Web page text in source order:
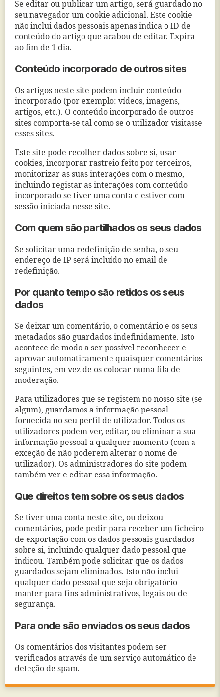
Se editar ou publicar um artigo, será guardado no
seu navegador um cookie adicional. Este cookie
não inclui dados pessoais apenas indica o ID de
conteúdo do artigo que acabou de editar. Expira
ao fim de 1 dia.
Conteúdo incorporado de outros sites
Os artigos neste site podem incluir conteúdo
incorporado (por exemplo: vídeos, imagens,
artigos, etc.). O conteúdo incorporado de outros
sites comporta-se tal como se o utilizador visitasse
esses sites.
Este site pode recolher dados sobre si, usar
cookies, incorporar rastreio feito por terceiros,
monitorizar as suas interações com o mesmo,
incluindo registar as interações com conteúdo
incorporado se tiver uma conta e estiver com
sessão iniciada nesse site.
Com quem são partilhados os seus dados
Se solicitar uma redefinição de senha, o seu
endereço de IP será incluído no email de
redefinição.
Por quanto tempo são retidos os seus
dados
Se deixar um comentário, o comentário e os seus
metadados são guardados indefinidamente. Isto
acontece de modo a ser possível reconhecer e
aprovar automaticamente quaisquer comentários
seguintes, em vez de os colocar numa fila de
moderação.
Para utilizadores que se registem no nosso site (se
algum), guardamos a informação pessoal
fornecida no seu perfil de utilizador. Todos os
utilizadores podem ver, editar, ou eliminar a sua
informação pessoal a qualquer momento (com a
exceção de não poderem alterar o nome de
utilizador). Os administradores do site podem
também ver e editar essa informação.
Que direitos tem sobre os seus dados
Se tiver uma conta neste site, ou deixou
comentários, pode pedir para receber um ficheiro
de exportação com os dados pessoais guardados
sobre si, incluindo qualquer dado pessoal que
indicou. Também pode solicitar que os dados
guardados sejam eliminados. Isto não inclui
qualquer dado pessoal que seja obrigatório
manter para fins administrativos, legais ou de
segurança.
Para onde são enviados os seus dados
Os comentários dos visitantes podem ser
verificados através de um serviço automático de
deteção de spam.